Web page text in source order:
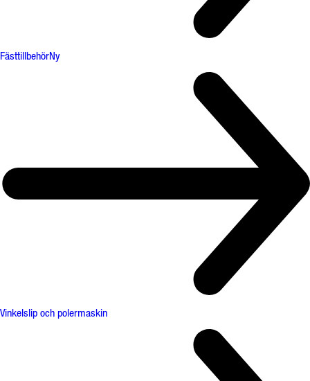
FästtillbehörNy
Vinkelslip och polermaskin